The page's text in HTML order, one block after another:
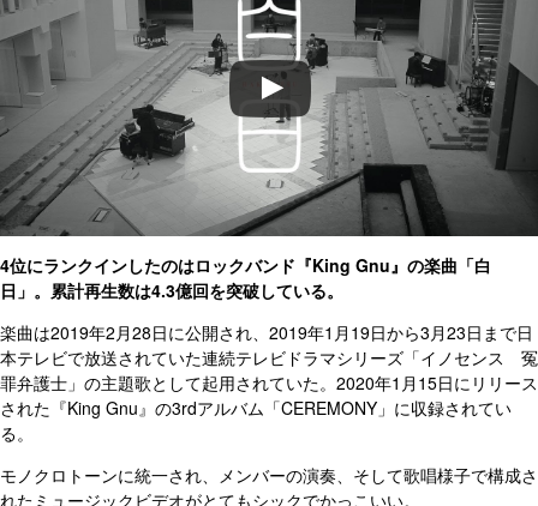
4位にランクインしたのはロックバンド『King Gnu』の楽曲「白
日」。累計再生数は4.3億回を突破している。
楽曲は2019年2月28日に公開され、2019年1月19日から3月23日まで日
本テレビで放送されていた連続テレビドラマシリーズ「イノセンス 冤
罪弁護士」の主題歌として起用されていた。2020年1月15日にリリース
された『King Gnu』の3rdアルバム「CEREMONY」に収録されてい
る。
モノクロトーンに統一され、メンバーの演奏、そして歌唱様子で構成さ
れたミュージックビデオがとてもシックでかっこいい。